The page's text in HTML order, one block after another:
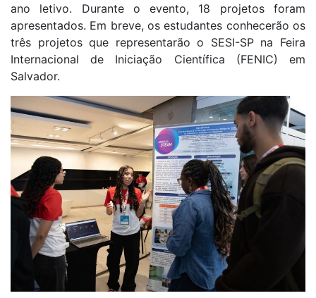
ano letivo. Durante o evento, 18 projetos foram
apresentados. Em breve, os estudantes conhecerão os
três projetos que representarão o SESI-SP na Feira
Internacional de Iniciação Científica (FENIC) em
Salvador.